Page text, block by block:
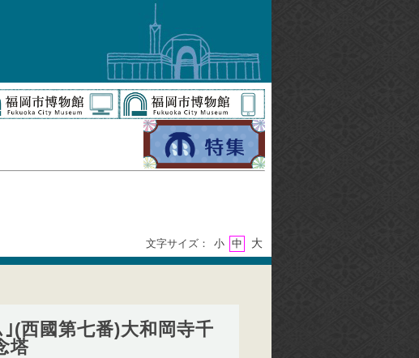
文字サイズ： 小 中 大
(西國第七番)大和岡寺千
塔